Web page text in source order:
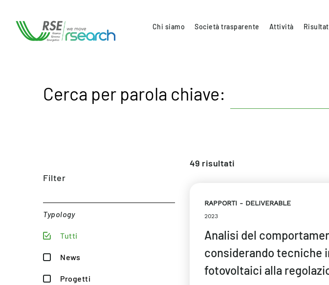
Chi siamo Società trasparente Attività
Cerca per parola chiave:
Filter
Typology
Tutti
News
Progetti
49 risultati
RAPPORTI DELIVERABLE
2023
Analisi del
considerando tecniche
fotovoltaici alla